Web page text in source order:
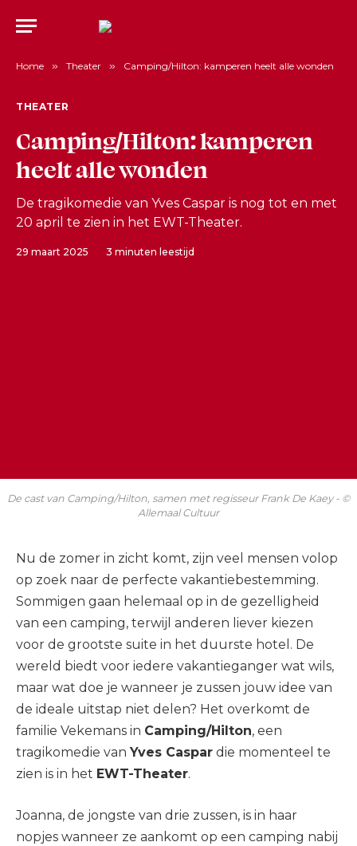
Home » Theater » Camping/Hilton: kamperen heelt alle wonden
THEATER
Camping/Hilton: kamperen
heelt alle wonden
De tragikomedie van Yves Caspar is nog tot en met
20 april te zien in het EWT-Theater.
29 maart 2025 3 minuten leestijd
De cast van Camping/Hilton, samen met regisseur Frank De Kaey - ©
Allemaal Cultuur
Nu de zomer in zicht komt, zijn veel mensen volop
op zoek naar de perfecte vakantiebestemming.
Sommigen gaan helemaal op in de gezelligheid
van een camping, terwijl anderen liever kiezen
voor de grootste suite in het duurste hotel. De
wereld biedt voor iedere vakantieganger wat wils,
maar wat doe je wanneer je zussen jouw idee van
de ideale uitstap niet delen? Het overkomt de
familie Vekemans in Camping/Hilton, een
tragikomedie van Yves Caspar die momenteel te
zien is in het EWT-Theater.
Joanna, de jongste van drie zussen, is in haar
nopjes wanneer ze aankomt op een camping nabij